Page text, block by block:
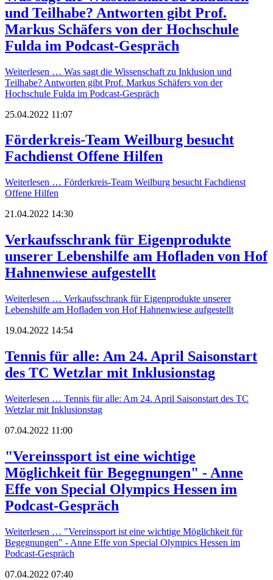
und Teilhabe? Antworten gibt Prof.
Markus Schäfers von der Hochschule
Fulda im Podcast-Gespräch
Weiterlesen … Was sagt die Wissenschaft zu Inklusion und
Teilhabe? Antworten gibt Prof. Markus Schäfers von der
Hochschule Fulda im Podcast-Gespräch
25.04.2022 11:07
Förderkreis-Team Weilburg besucht
Fachdienst Offene Hilfen
Weiterlesen … Förderkreis-Team Weilburg besucht Fachdienst
Offene Hilfen
21.04.2022 14:30
Verkaufsschrank für Eigenprodukte
unserer Lebenshilfe am Hofladen von Hof
Hahnenwiese aufgestellt
Weiterlesen … Verkaufsschrank für Eigenprodukte unserer
Lebenshilfe am Hofladen von Hof Hahnenwiese aufgestellt
19.04.2022 14:54
Tennis für alle: Am 24. April Saisonstart
des TC Wetzlar mit Inklusionstag
Weiterlesen … Tennis für alle: Am 24. April Saisonstart des TC
Wetzlar mit Inklusionstag
07.04.2022 11:00
"Vereinssport ist eine wichtige
Möglichkeit für Begegnungen" - Anne
Effe von Special Olympics Hessen im
Podcast-Gespräch
Weiterlesen … "Vereinssport ist eine wichtige Möglichkeit für
Begegnungen" - Anne Effe von Special Olympics Hessen im
Podcast-Gespräch
07.04.2022 07:40